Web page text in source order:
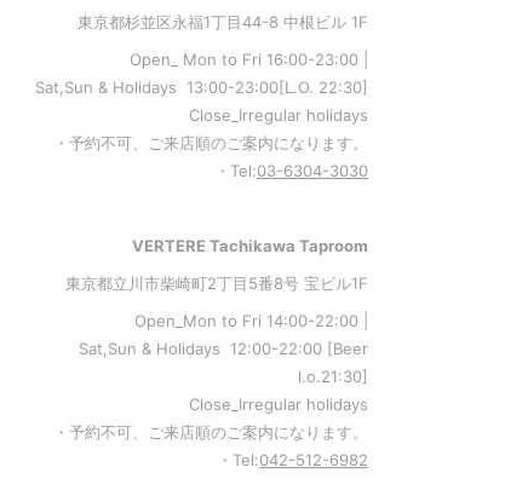
東京都杉並区永福1丁目44-8 中根ビル 1F
Open_ Mon to Fri 16:00-23:00 |
Sat,Sun & Holidays 13:00-23:00[L .O. 22:30]
Close_Irregular holidays
・予約不可、ご来店順のご案内になります。
・Tel:03-6304-3030
VERTERE Tachikawa Taproom
東京都立川市柴崎町2丁目5番8号 宝ビル1F
Open_Mon to Fri 14:00-22:00 |
Sat,Sun & Holidays 12:00-22:00 [Beer
l.o.21:30]
Close_Irregular holidays
・予約不可、ご来店順のご案内になります。
・Tel:042-512-6982